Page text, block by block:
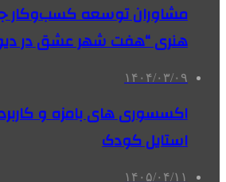
مشاوران توسعه کسب‌وکار
هنری “هفت شهر عشق در
۱۴۰۴/۰۳/۰۹
اکسسوری های بامزه و
استایل کودک
۱۴۰۵/۰۴/۱۱